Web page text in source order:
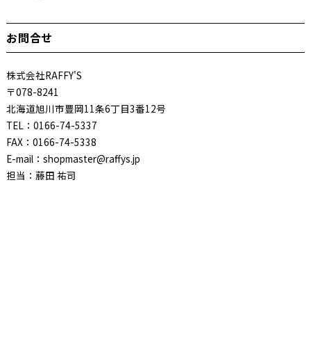
お問合せ
株式会社RAFFY'S
〒078-8241
北海道旭川市豊岡11条6丁目3番12号
TEL：0166-74-5337
FAX：0166-74-5338
E-mail：shopmaster@raffys.jp
担当：藤田 祐司